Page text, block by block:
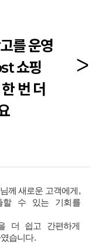
를 운영
쇼핑
번 더
께 새로운 고객에게 ,
할 수 있는 기회를
더 쉽고 간편하게
습니다.